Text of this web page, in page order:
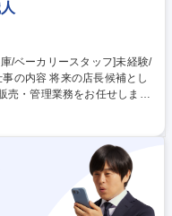
売・管理業務をお任せしま
経験を積み、将来的にはマネ
焼成⇒仕上げ/接客＆販売業
/アルバイト育成など ～店舗
いパンが作れるかはスタッフ
一人で店舗をまわせるように
ます。 募集職種 [大